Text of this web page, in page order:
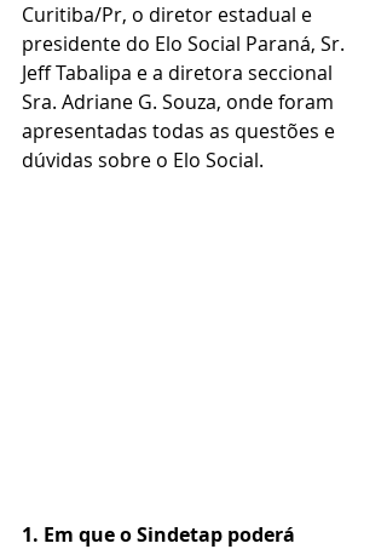
Curitiba/Pr, o diretor estadual e
presidente do Elo Social Paraná, Sr.
Jeff Tabalipa e a diretora seccional
Sra. Adriane G. Souza, onde foram
apresentadas todas as questões e
dúvidas sobre o Elo Social.
1. Em que o Sindetap poderá